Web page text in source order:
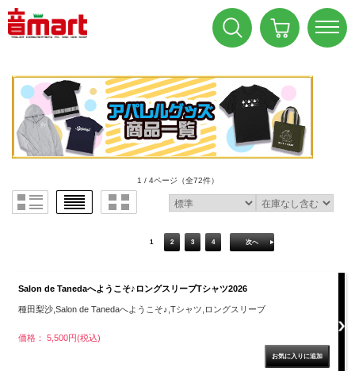
1 / 4ページ （全72件）
1 2 3 4 次へ
Salon de Tanedaへようこそ♪ロングスリーブTシャツ2026
種田梨沙,Salon de Tanedaへようこそ♪,Tシャツ,ロングスリーブ
価格： 5,500円(税込)